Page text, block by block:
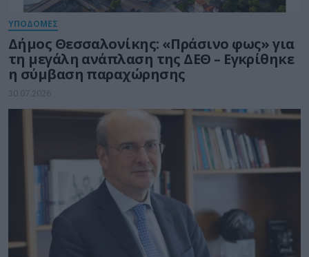
ΥΠΟΔΟΜΕΣ
Δήμος Θεσσαλονίκης: «Πράσινο φως» για
τη μεγάλη ανάπλαση της ΔΕΘ – Εγκρίθηκε
η σύμβαση παραχώρησης
30.07.2026